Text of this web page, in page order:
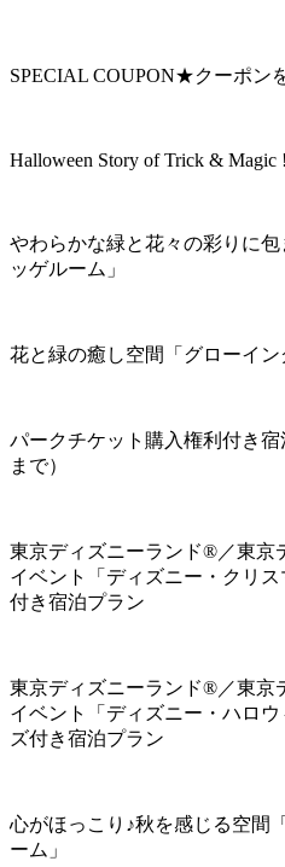
SPECIAL COUPON★クーポン
Halloween Story of Trick & Magic !
やわらかな緑と花々の彩りに
ッゲルーム」
花と緑の癒し空間「グローイン
パークチケット購入権利付き
まで）
東京ディズニーランド®／東京
イベント「ディズニー・クリ
付き宿泊プラン
東京ディズニーランド®／東京
イベント「ディズニー・ハロ
ズ付き宿泊プラン
心がほっこり♪秋を感じる空間
ーム」